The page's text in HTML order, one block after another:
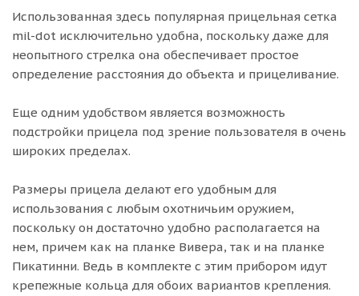
Использованная здесь популярная прицельная сетка
mil-dot исключительно удобна, поскольку даже для
неопытного стрелка она обеспечивает простое
определение расстояния до объекта и прицеливание.
Еще одним удобством является возможность
подстройки прицела под зрение пользователя в очень
широких пределах.
Размеры прицела делают его удобным для
использования с любым охотничьим оружием,
поскольку он достаточно удобно располагается на
нем, причем как на планке Вивера, так и на планке
Пикатинни. Ведь в комплекте с этим прибором идут
крепежные кольца для обоих вариантов крепления.